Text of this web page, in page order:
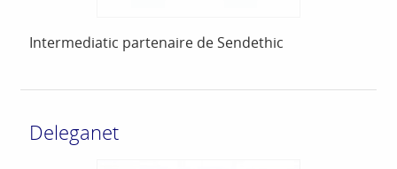
Intermediatic partenaire de Sendethic
Deleganet